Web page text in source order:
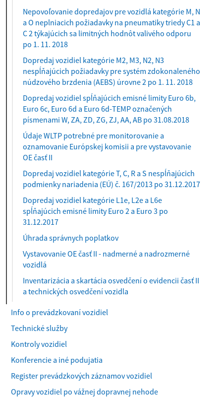
Nepovoľovanie dopredajov pre vozidlá kategórie M, N
a O neplniacich požiadavky na pneumatiky triedy C1 a
C 2 týkajúcich sa limitných hodnôt valivého odporu
po 1. 11. 2018
Dopredaj vozidiel kategórie M2, M3, N2, N3
nespĺňajúcich požiadavky pre systém zdokonaleného
núdzového brzdenia (AEBS) úrovne 2 po 1. 11. 2018
Dopredaj vozidiel spĺňajúcich emisné limity Euro 6b,
Euro 6c, Euro 6d a Euro 6d-TEMP označených
písmenami W, ZA, ZD, ZG, ZJ, AA, AB po 31.08.2018
Údaje WLTP potrebné pre monitorovanie a
oznamovanie Európskej komisii a pre vystavovanie
OE časť II
Dopredaj vozidiel kategórie T, C, R a S nespĺňajúcich
podmienky nariadenia (EÚ) č. 167/2013 po 31.12.2017
Dopredaj vozidiel kategórie L1e, L2e a L6e
spĺňajúcich emisné limity Euro 2 a Euro 3 po
31.12.2017
Úhrada správnych poplatkov
Vystavovanie OE časť II - nadmerné a nadrozmerné
vozidlá
Inventarizácia a skartácia osvedčení o evidencii časť II
a technických osvedčení vozidla
Info o prevádzkovaní vozidiel
Technické služby
Kontroly vozidiel
Konferencie a iné podujatia
Register prevádzkových záznamov vozidiel
Opravy vozidiel po vážnej dopravnej nehode